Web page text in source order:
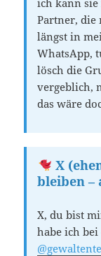
Partner, die
längst in
WhatsApp,
lösch die
vergeblich,
das wäre
X
bleiben –
X, du bist
habe ich